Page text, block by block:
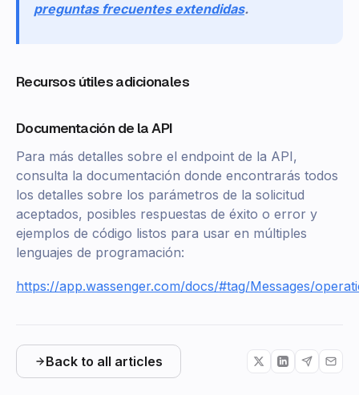
preguntas frecuentes extendidas.
Recursos útiles adicionales
Documentación de la API
Para más detalles sobre el endpoint de la API,
consulta la documentación donde encontrarás todos
los detalles sobre los parámetros de la solicitud
aceptados, posibles respuestas de éxito o error y
ejemplos de código listos para usar en múltiples
lenguajes de programación:
https://app.wassenger.com/docs/#tag/Messages/
Back to all articles